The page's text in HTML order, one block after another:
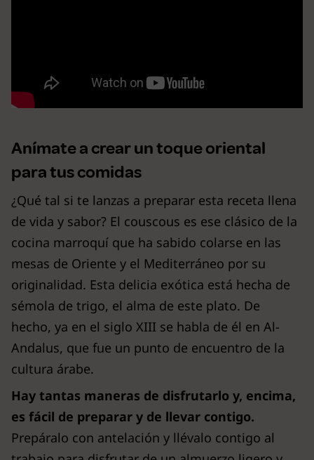
Anímate a crear un toque oriental
para tus comidas
¿Qué tal si te lanzas a preparar esta receta llena
de vida y sabor? El couscous es ese clásico de la
cocina marroquí que ha sabido colarse en las
mesas de Oriente y el Mediterráneo por su
originalidad. Esta delicia exótica está hecha de
sémola de trigo, el alma de este plato. De
hecho, ya en el siglo XIII se habla de él en Al-
Andalus, que fue un punto de encuentro de la
cultura árabe.
Hay tantas maneras de disfrutarlo y, encima,
es fácil de preparar y de llevar contigo.
Prepáralo con antelación y llévalo contigo al